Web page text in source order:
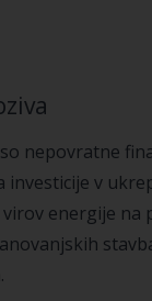
so nepovratne
investicije v
energije na